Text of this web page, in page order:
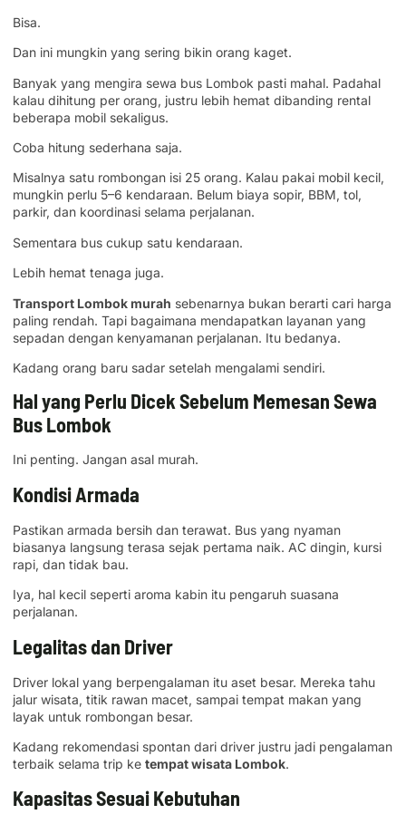
Bisa.
Dan ini mungkin yang sering bikin orang kaget.
Banyak yang mengira sewa bus Lombok pasti mahal. Padahal
kalau dihitung per orang, justru lebih hemat dibanding rental
beberapa mobil sekaligus.
Coba hitung sederhana saja.
Misalnya satu rombongan isi 25 orang. Kalau pakai mobil kecil,
mungkin perlu 5–6 kendaraan. Belum biaya sopir, BBM, tol,
parkir, dan koordinasi selama perjalanan.
Sementara bus cukup satu kendaraan.
Lebih hemat tenaga juga.
Transport Lombok murah sebenarnya bukan berarti cari harga
paling rendah. Tapi bagaimana mendapatkan layanan yang
sepadan dengan kenyamanan perjalanan. Itu bedanya.
Kadang orang baru sadar setelah mengalami sendiri.
Hal yang Perlu Dicek Sebelum Memesan Sewa
Bus Lombok
Ini penting. Jangan asal murah.
Kondisi Armada
Pastikan armada bersih dan terawat. Bus yang nyaman
biasanya langsung terasa sejak pertama naik. AC dingin, kursi
rapi, dan tidak bau.
Iya, hal kecil seperti aroma kabin itu pengaruh suasana
perjalanan.
Legalitas dan Driver
Driver lokal yang berpengalaman itu aset besar. Mereka tahu
jalur wisata, titik rawan macet, sampai tempat makan yang
layak untuk rombongan besar.
Kadang rekomendasi spontan dari driver justru jadi pengalaman
terbaik selama trip ke tempat wisata Lombok.
Kapasitas Sesuai Kebutuhan